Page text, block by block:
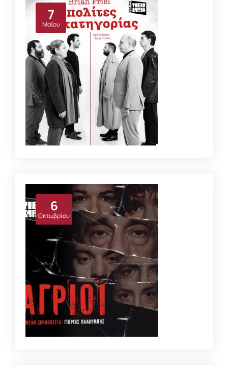
7
Μαΐου
Είδος: Κοινωνικό
Σκηνοθεσία: Τζένη Κόλια
Διάρκεια:
75 λεπτά
ΛΕΠΤΟΜΈΡΕΙΕΣ
6
Οκτωβρίου